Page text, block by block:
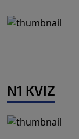
N1 KVIZ